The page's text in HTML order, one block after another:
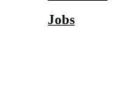
Jobs